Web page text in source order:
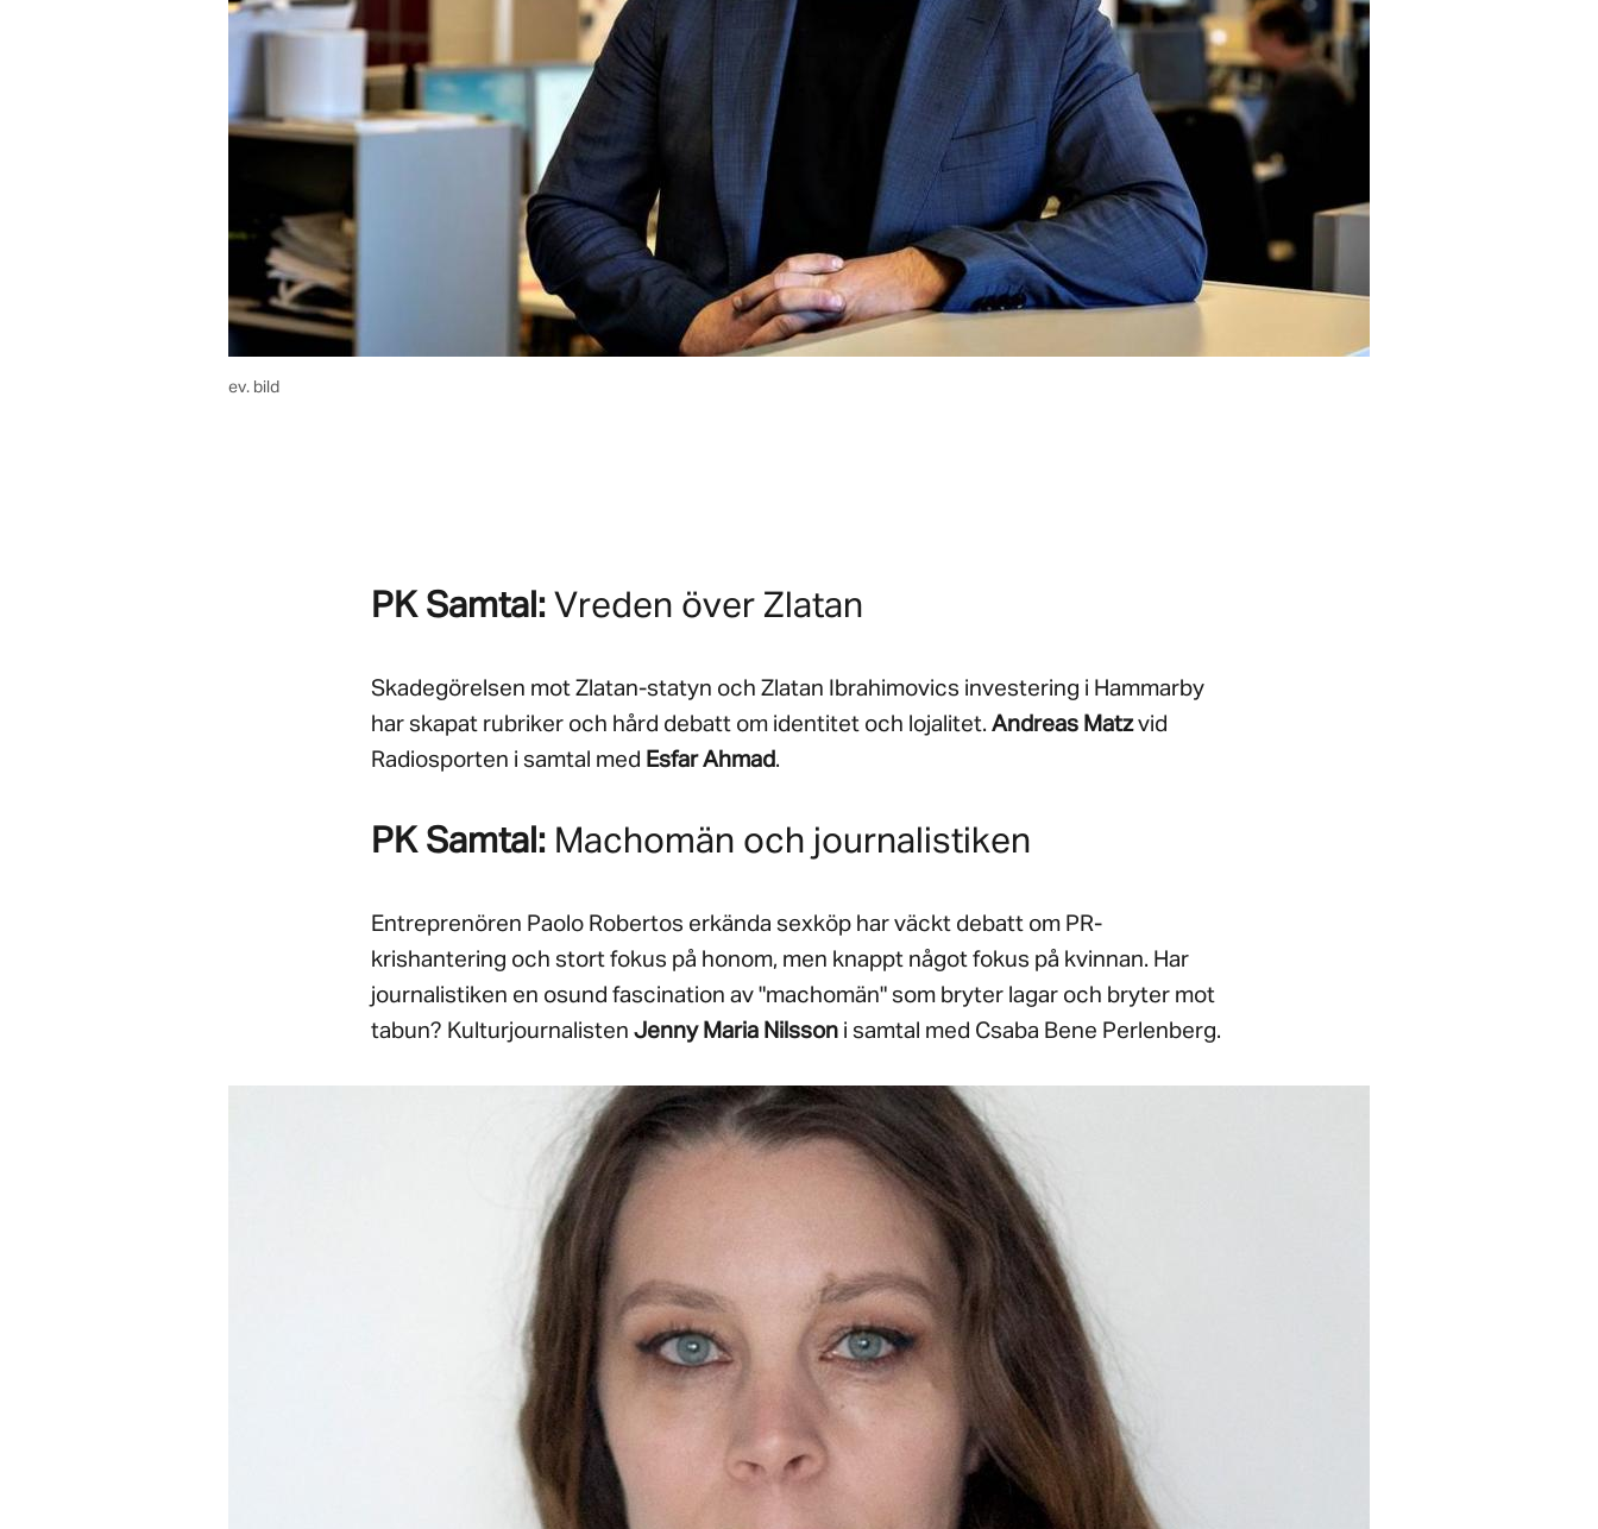
ev. bild
PK Samtal: Vreden över Zlatan
Skadegörelsen mot Zlatan-statyn och Zlatan Ibrahimovics investering i Hammarby
har skapat rubriker och hård debatt om identitet och lojalitet. Andreas Matzvid
Radiosporten i samtal med Esfar Ahmad.
PK Samtal: Machomän och journalistiken
Entreprenören Paolo Robertos erkända sexköp har väckt debatt om PR-
krishantering och stort fokus på honom, men knappt något fokus på kvinnan. Har
journalistiken en osund fascination av "machomän" som bryter lagar och bryter mot
tabun? Kulturjournalisten Jenny Maria Nilsson i samtal med Csaba Bene Perlenberg.